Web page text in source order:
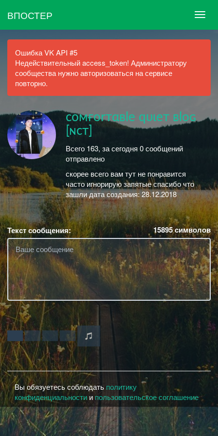
ВПОСТЕР
Ошибка VK API #5
Недействительный access_token! Администратору
сообщества нужно авторизоваться на сервисе
повторно.
coмғorтαвle qυιeт вloɢ
[ɴcт]
Всего 163, за сегодня 0 сообщений
отправлено
скорее всего вам тут не понравится
часто игнорирую запятые спасибо что
зашли дата создания: 28.12.2018
Текст сообщения: 15895символов
Вы обязуетесь соблюдать политику
конфиденциальности и пользовательское соглашение